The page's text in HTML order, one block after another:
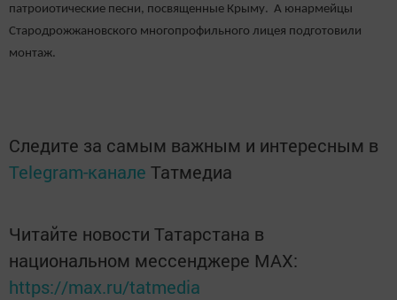
патроиотические песни, посвященные Крыму. А юнармейцы
Стародрожжановского многопрофильного лицея подготовили
монтаж.
Следите за самым важным и интересным в
Telegram-канале Татмедиа
Читайте новости Татарстана в
национальном мессенджере MАХ:
https://max.ru/tatmedia